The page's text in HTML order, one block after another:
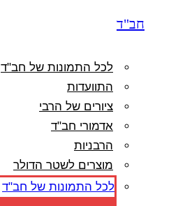
חב"ד
לכל התמונות של חב"ד
התוועדות
ציורים של הרבי
אדמורי חב"ד
הרבניות
מוצרים לשטר הדולר
לכל התמונות של חב"ד